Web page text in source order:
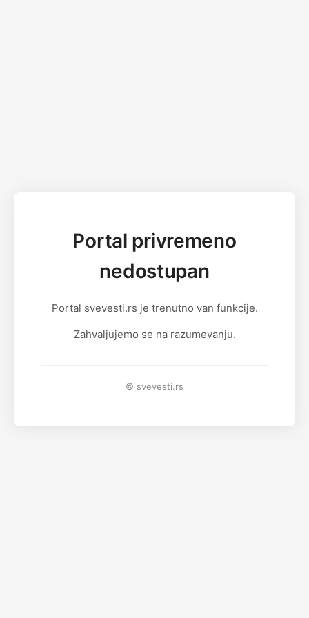
Portal privremeno
nedostupan
Portal svevesti.rs je trenutno van funkcije.
Zahvaljujemo se na razumevanju.
© svevesti.rs